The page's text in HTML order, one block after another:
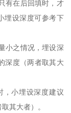
有在后回填时，才
埋设深度可参考下
小之情况，埋设深
深度（两者取其大
，小埋设深度建议
其大者）。